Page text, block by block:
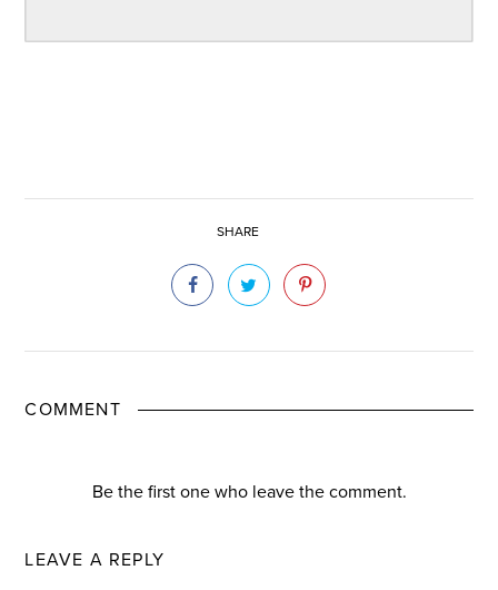
SHARE
COMMENT
Be the first one who leave the comment.
LEAVE A REPLY